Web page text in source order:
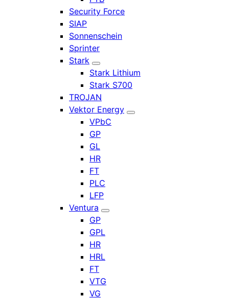
Security Force
SIAP
Sonnenschein
Sprinter
Stark
Stark Lithium
Stark S700
TROJAN
Vektor Energy
VPbC
GP
GL
HR
FT
PLC
LFP
Ventura
GP
GPL
HR
HRL
FT
VTG
VG